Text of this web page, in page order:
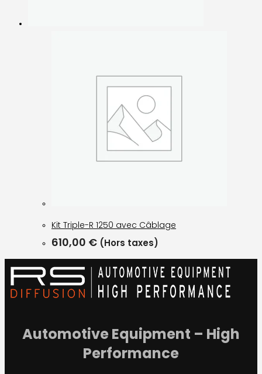
Kit Triple-R 1250 avec Câblage
610,00 € (Hors taxes)
Automotive Equipment – High
Performance